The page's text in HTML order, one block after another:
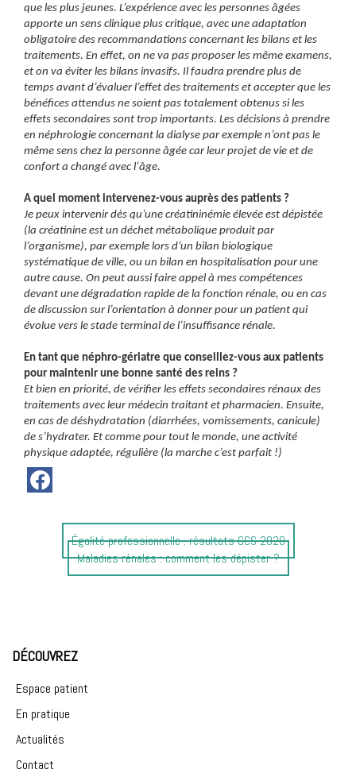
que les plus jeunes. L’expérience avec les personnes âgées
apporte un sens clinique plus critique, avec une adaptation
obligatoire des recommandations concernant les bilans et les
traitements. En effet, on ne va pas proposer les même examens,
et on va éviter les bilans invasifs. Il faudra prendre plus de
temps avant d’évaluer l’effet des traitements et accepter que les
bénéfices attendus ne soient pas totalement obtenus si les
effets secondaires sont trop importants. Les décisions à prendre
en néphrologie concernant la dialyse par exemple n’ont pas le
même sens chez la personne âgée car leur projet de vie et de
confort a changé avec l‘âge.
A quel moment intervenez-vous auprès des patients ?
Je peux intervenir dès qu’une créatininémie élevée est dépistée
(la créatinine est un déchet métabolique produit par
l’organisme), par exemple lors d’un bilan biologique
systématique de ville, ou un bilan en hospitalisation pour une
autre cause. On peut aussi faire appel à mes compétences
devant une dégradation rapide de la fonction rénale, ou en cas
de discussion sur l’orientation à donner pour un patient qui
évolue vers le stade terminal de l’insuffisance rénale.
En tant que néphro-gériatre que conseillez-vous aux patients
pour maintenir une bonne santé des reins ?
Et bien en priorité, de vérifier les effets secondaires rénaux des
traitements avec leur médecin traitant et pharmacien. Ensuite,
en cas de déshydratation (diarrhées, vomissements, canicule)
de s’hydrater. Et comme pour tout le monde, une activité
physique adaptée, régulière (la marche c’est parfait !)
Article
précédent
:
Égalité professionnelle : résultats GCS 2020
Article
suivant
Maladies rénales : comment les dépister ?
DÉCOUVREZ
Espace patient
En pratique
Actualités
Contact